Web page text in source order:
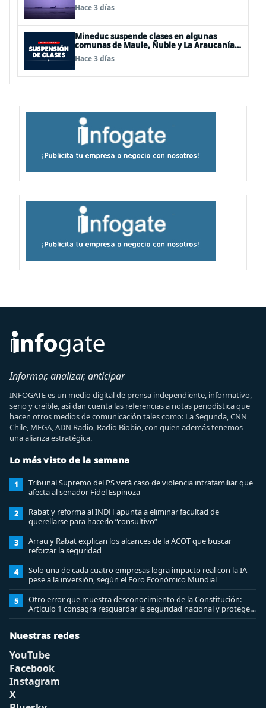
Hace 3 días
Mineduc suspende clases en algunas
comunas de Maule, Ñuble y La Araucanía
para este lunes
Hace 3 días
Informar, analizar, anticipar
INFOGATE es un medio digital de prensa independiente, informativo,
serio y creíble, así dan cuenta las referencias a notas periodística que
hacen otros medios de comunicación tales como: La Segunda, CNN
Chile, MEGA, ADN Radio, Radio Biobio, con quien además tenemos
una alianza estratégica.
Lo más visto de la semana
1
Tribunal Supremo del PS verá caso de violencia intrafamiliar que
afecta al senador Fidel Espinoza
2
Rabat y reforma al INDH apunta a eliminar facultad de
querellarse para hacerlo “consultivo”
3
Arrau y Rabat explican los alcances de la ACOT que buscar
reforzar la seguridad
4
Solo una de cada cuatro empresas logra impacto real con la IA
pese a la inversión, según el Foro Económico Mundial
5
Otro error que muestra desconocimiento de la Constitución:
Artículo 1 consagra resguardar la seguridad nacional y proteger
a los ciudadanos
Nuestras redes
YouTube
Facebook
Instagram
X